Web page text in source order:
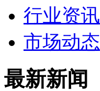
行业资讯
市场动态
最新新闻